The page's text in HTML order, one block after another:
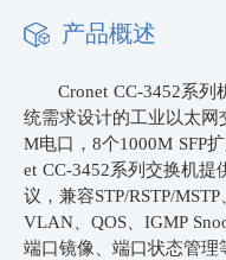
产品概述
Cronet CC-3452系列
统需求设计的工业以太网
M电口， 8个1000M SFP
et CC-3452系列 交换机提
议，兼容STP/RSTP/MSTP
VLAN
QOS IGMP
端口镜像、端口状态管理